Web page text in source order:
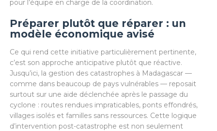
pour l’équipe en charge de la coordination.
Préparer plutôt que réparer : un
modèle économique avisé
Ce qui rend cette initiative particulièrement pertinente,
c’est son approche anticipative plutôt que réactive.
Jusqu’ici, la gestion des catastrophes à Madagascar —
comme dans beaucoup de pays vulnérables — reposait
surtout sur une aide déclenchée après le passage du
cyclone : routes rendues impraticables, ponts effondrés,
villages isolés et familles sans ressources. Cette logique
d’intervention post-catastrophe est non seulement